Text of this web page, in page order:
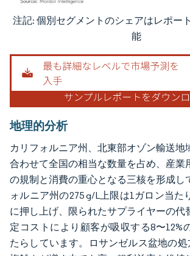
画像 © Mordor Intelligence。再利用にはCC BY 4.0の
注記: 個別セグメントのシェアはレポー
能
地理的分析
カリフォルニア州、北東部オゾン輸送地
合わせて全国の相当な数量を占め、産業
の規制と消費の重心となる三核を形成し
ォルニア州の275 g/L上限は1ガロン当た
に押し上げ、限られたサプライヤーの代
定コストにより顧客が吸収する8〜12%
たらしています。ロサンゼルス盆地の処